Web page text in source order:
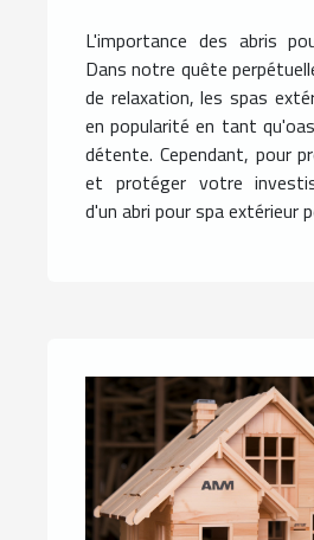
L'importance des abris
Dans notre quête
de relaxation, les spas
en popularité en tant
détente. Cependant, pour
et protéger votre
d'un abri pour spa extérieur